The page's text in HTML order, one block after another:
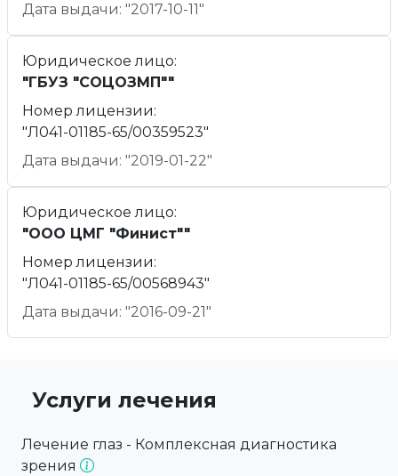
Дата выдачи: "2017-10-11"
Юридическое лицо:
"ГБУЗ "СОЦОЗМП""
Номер лицензии:
"Л041-01185-65/00359523"
Дата выдачи: "2019-01-22"
Юридическое лицо:
"ООО ЦМГ "Финист""
Номер лицензии:
"Л041-01185-65/00568943"
Дата выдачи: "2016-09-21"
Услуги лечения
Лечение глаз - Комплексная диагностика
зрения